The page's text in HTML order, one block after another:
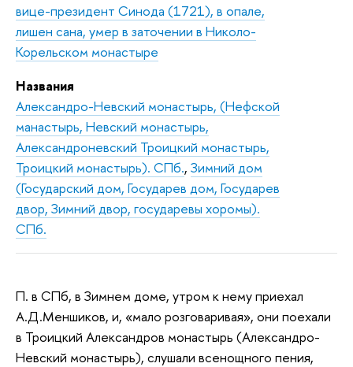
вице-президент Синода (1721), в опале,
лишен сана, умер в заточении в Николо-
Корельском монастыре
Названия
Александро-Невский монастырь, (Нефской
манастырь, Невский монастырь,
Александроневский Троицкий монастырь,
Троицкий монастырь). СПб., Зимний дом
(Государский дом, Государев дом, Государев
двор, Зимний двор, государевы хоромы).
СПб.
П. в СПб, в Зимнем доме, утром к нему приехал
А.Д.Меншиков, и, «мало розговаривая», они поехали
в Троицкий Александров монастырь (Александро-
Невский монастырь), слушали всенощного пения,